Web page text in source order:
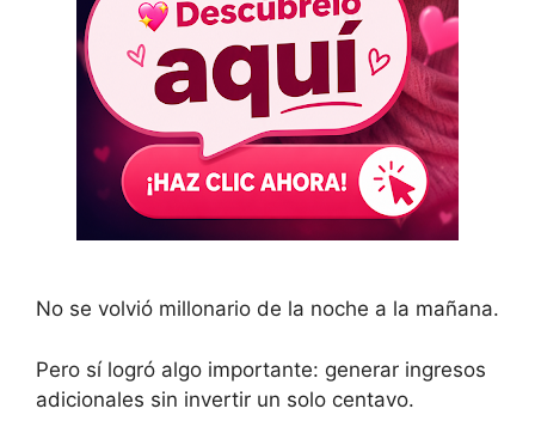
No se volvió millonario de la noche a la mañana.
Pero sí logró algo importante: generar ingresos
adicionales sin invertir un solo centavo.